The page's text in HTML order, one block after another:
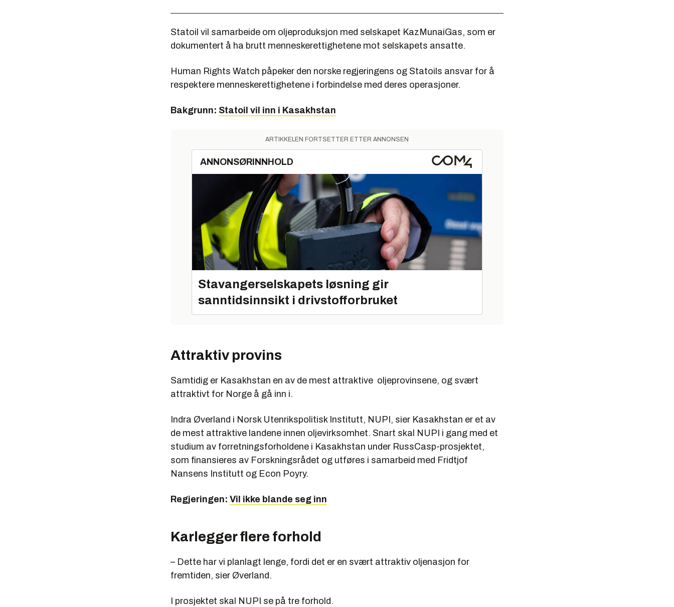
Statoil vil samarbeide om oljeproduksjon med selskapet KazMunaiGas, som er
dokumentert å ha brutt menneskerettighetene mot selskapets ansatte.
Human Rights Watch påpeker den norske regjeringens og Statoils ansvar for å
respektere menneskerettighetene i forbindelse med deres operasjoner.
Bakgrunn: Statoil vil inn i Kasakhstan
ARTIKKELEN FORTSETTER ETTER ANNONSEN
ANNONSØRINNHOLD
Stavangerselskapets løsning gir
sanntidsinnsikt i drivstofforbruket
Attraktiv provins
Samtidig er Kasakhstan en av de mest attraktive oljeprovinsene, og svært
attraktivt for Norge å gå inn i.
Indra Øverland i Norsk Utenrikspolitisk Institutt, NUPI, sier Kasakhstan er et av
de mest attraktive landene innen oljevirksomhet. Snart skal NUPI i gang med et
studium av forretningsforholdene i Kasakhstan under RussCasp-prosjektet,
som finansieres av Forskningsrådet og utføres i samarbeid med Fridtjof
Nansens Institutt og Econ Poyry.
Regjeringen: Vil ikke blande seg inn
Karlegger flere forhold
– Dette har vi planlagt lenge, fordi det er en svært attraktiv oljenasjon for
fremtiden, sier Øverland.
I prosjektet skal NUPI se på tre forhold.